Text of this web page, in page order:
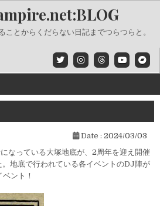
ことからくだらない日記までつらつらと。
Date : 2024/03/03
なっている大塚地底が、2周年を迎え開催
地底で行われている各イベントのDJ陣が
ント！